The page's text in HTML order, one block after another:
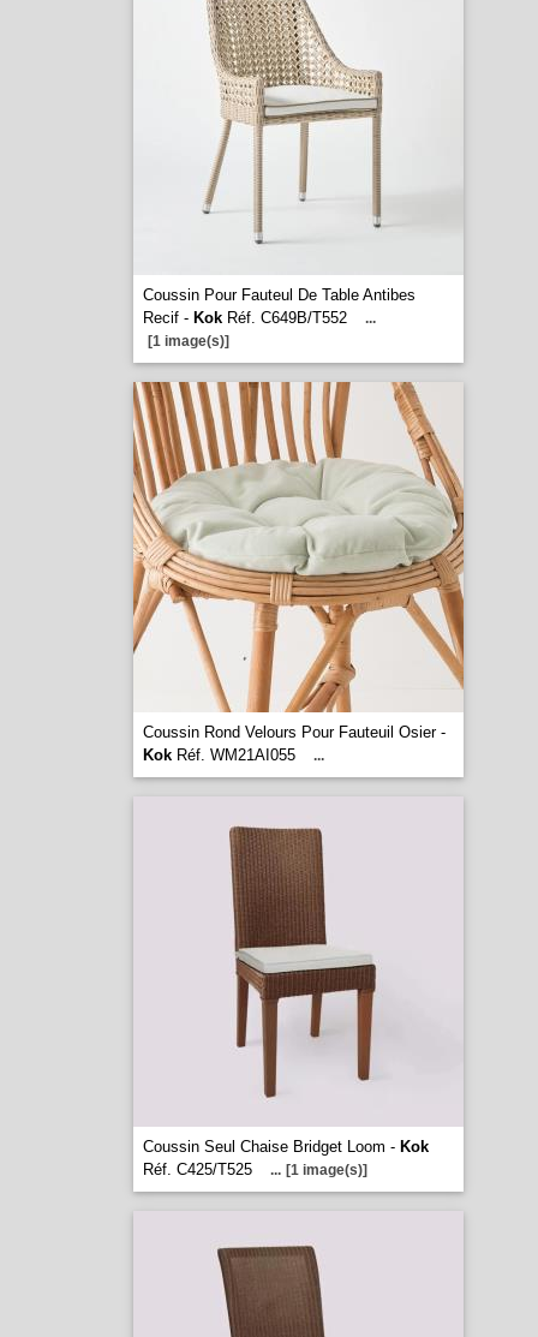
Coussin Pour Fauteul De Table Antibes
Recif - KokRéf. C649B/T552
...
[1 image(s)]
Coussin Rond Velours Pour Fauteuil Osier -
KokRéf. WM21AI055 ...
Coussin Seul Chaise Bridget Loom - Kok
Réf. C425/T525
... [1 image(s)]